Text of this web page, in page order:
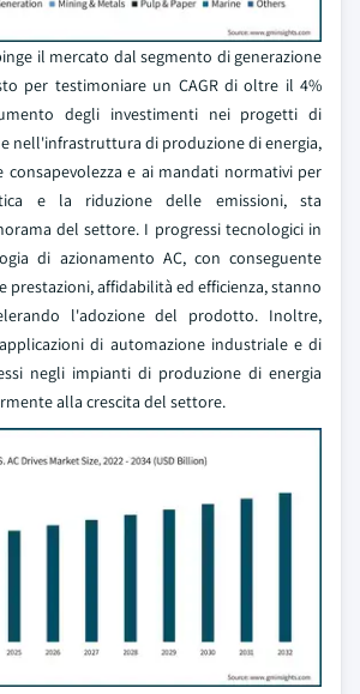
il mercato dal segmento di generazione
per testimoniare un CAGR di oltre il 4%
degli investimenti nei progetti di
nell'infrastruttura di produzione di energia,
consapevolezza e ai mandati normativi per
e la riduzione delle emissioni, sta
del settore. I progressi tecnologici in
di azionamento AC, con conseguente
prestazioni, affidabilità ed efficienza, stanno
l'adozione del prodotto. Inoltre,
di automazione industriale e di
negli impianti di produzione di energia
alla crescita del settore.